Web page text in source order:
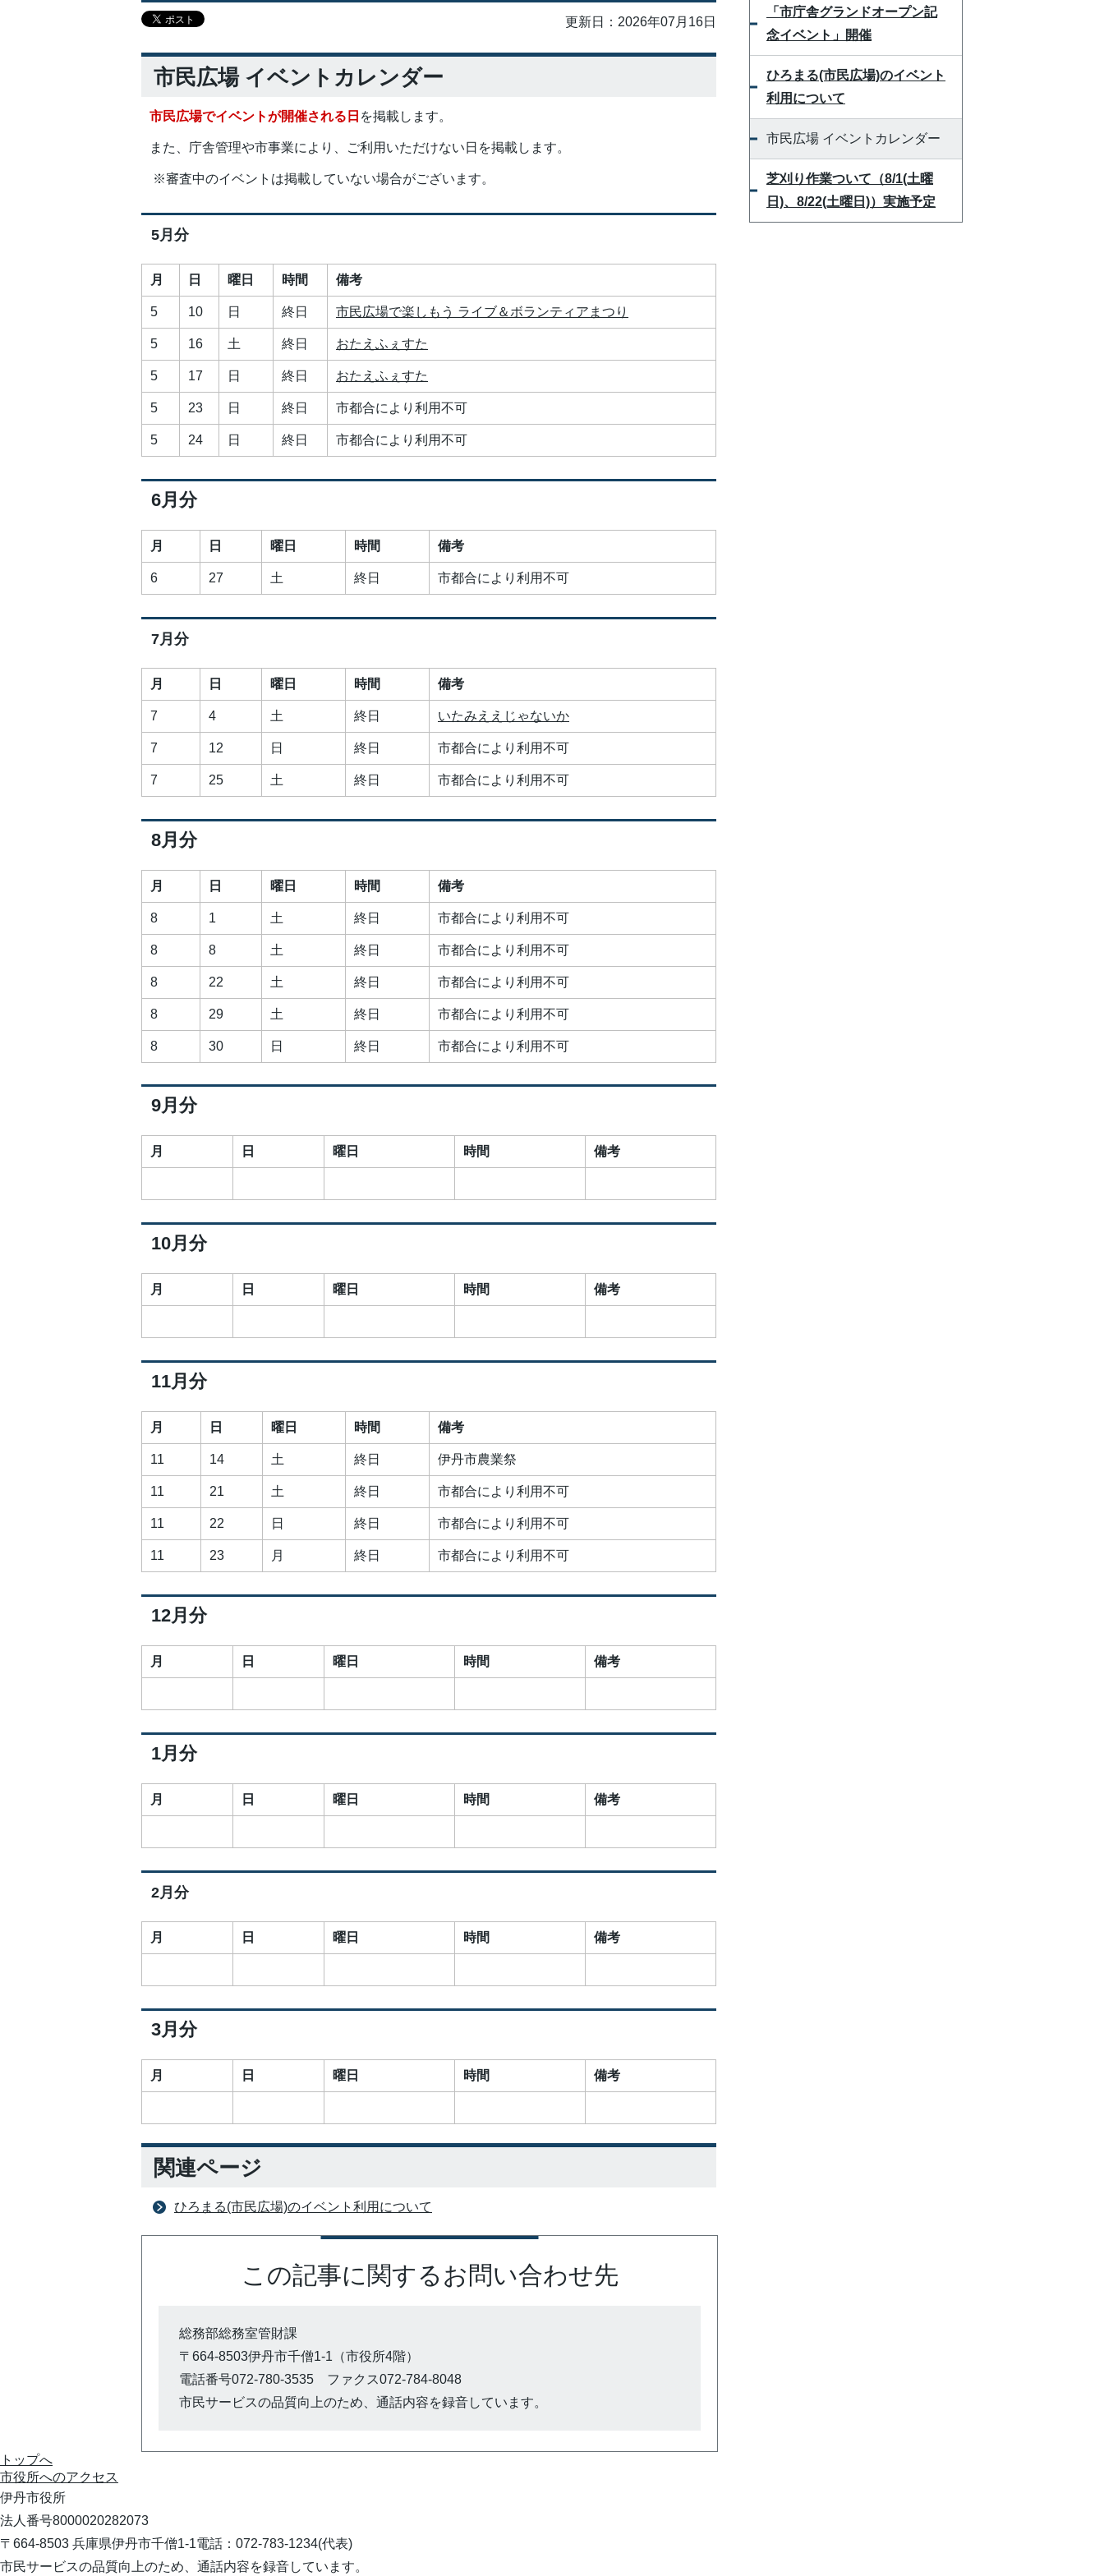
更新日：2026年07月16日
市民広場 イベントカレンダー
市民広場でイベントが開催される日 を掲載します。
また、庁舎管理や市事業により、ご利用いただけない日を掲載します。
※審査中のイベントは掲載していない場合がございます。
5月分
月 日 曜日 時間 備考
5 10 日 終日 市民広場で楽しもう ライブ＆ボランティアまつり
5 16 土 終日 おたえふぇすた
5 17 日 終日 おたえふぇすた
5 23 日 終日 市都合により利用不可
5 24 日 終日 市都合により利用不可
6月分
月 日 曜日 時間 備考
6 27 土 終日 市都合により利用不可
7月分
月 日 曜日 時間 備考
7 4 土 終日 いたみええじゃないか
7 12 日 終日 市都合により利用不可
7 25 土 終日 市都合により利用不可
8月分
月 日 曜日 時間 備考
8 1 土 終日 市都合により利用不可
8 8 土 終日 市都合により利用不可
8 22 土 終日 市都合により利用不可
8 29 土 終日 市都合により利用不可
8 30 日 終日 市都合により利用不可
9月分
月 日 曜日 時間 備考
10月分
月 日 曜日 時間 備考
11月分
月 日 曜日 時間 備考
11 14 土 終日 伊丹市農業祭
11 21 土 終日 市都合により利用不可
11 22 日 終日 市都合により利用不可
11 23 月 終日 市都合により利用不可
12月分
月 日 曜日 時間 備考
1月分
月 日 曜日 時間 備考
2月分
月 日 曜日 時間 備考
3月分
月 日 曜日 時間 備考
関連ページ
ひろまる(市民広場)のイベント利用について
この記事に関するお問い合わせ先
総務部総務室管財課
〒664-8503伊丹市千僧1-1（市役所4階）
電話番号072-780-3535 ファクス072-784-8048
市民サービスの品質向上のため、通話内容を録音しています。
「市庁舎グランドオープン記
念イベント」開催
ひろまる(市民広場)のイベント
利用について
市民広場 イベントカレンダー
芝刈り作業ついて（8/1(土曜
日)、8/22(土曜日)）実施予定
トップへ
市役所へのアクセス
伊丹市役所
法人番号8000020282073
〒664-8503 兵庫県伊丹市千僧1-1電話：072-783-1234(代表)
市民サービスの品質向上のため、通話内容を録音しています。